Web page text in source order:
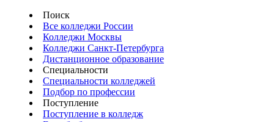
Поиск
Все колледжи России
Колледжи Москвы
Колледжи Санкт-Петербурга
Дистанционное образование
Специальности
Специальности колледжей
Подбор по профессии
Поступление
Поступление в колледж